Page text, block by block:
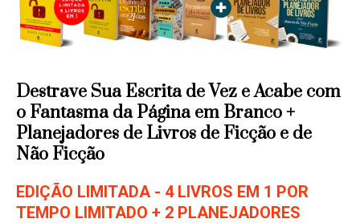
Destrave Sua Escrita de Vez e Acabe com
o Fantasma da Página em Branco +
Planejadores de Livros de Ficção e de
Não Ficção
EDIÇÃO LIMITADA - 4 LIVROS EM 1 POR
TEMPO LIMITADO + 2 PLANEJADORES